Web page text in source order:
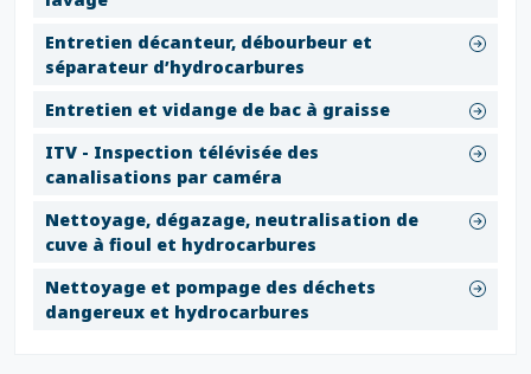
Entretien décanteur, débourbeur et
séparateur d’hydrocarbures
Entretien et vidange de bac à graisse
ITV - Inspection télévisée des
canalisations par caméra
Nettoyage, dégazage, neutralisation de
cuve à fioul et hydrocarbures
Nettoyage et pompage des déchets
dangereux et hydrocarbures